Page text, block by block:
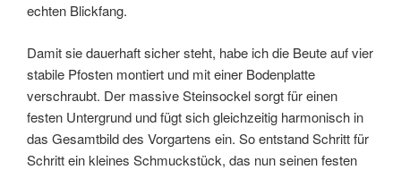
echten Blickfang.
Damit sie dauerhaft sicher steht, habe ich die Beute auf vier
stabile Pfosten montiert und mit einer Bodenplatte
verschraubt. Der massive Steinsockel sorgt für einen
festen Untergrund und fügt sich gleichzeitig harmonisch in
das Gesamtbild des Vorgartens ein. So entstand Schritt für
Schritt ein kleines Schmuckstück, das nun seinen festen